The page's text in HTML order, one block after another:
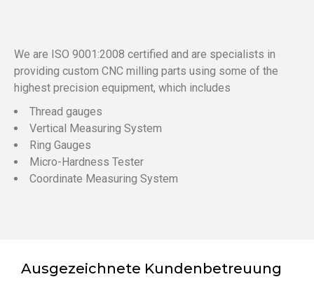
We are ISO 9001:2008 certified and are specialists in
providing custom CNC milling parts using some of the
highest precision equipment, which includes
Thread gauges
Vertical Measuring System
Ring Gauges
Micro-Hardness Tester
Coordinate Measuring System
Ausgezeichnete Kundenbetreuung